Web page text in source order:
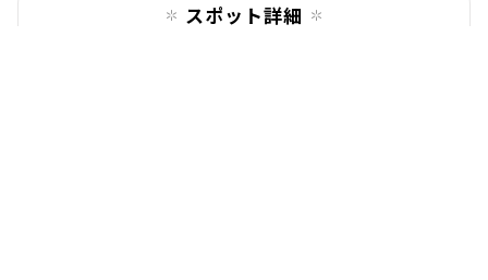
スポット詳細